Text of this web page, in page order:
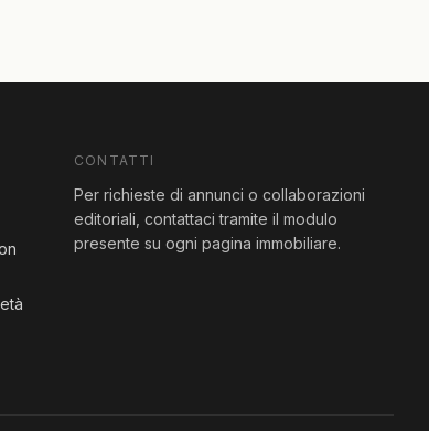
CONTATTI
Per richieste di annunci o collaborazioni
editoriali, contattaci tramite il modulo
presente su ogni pagina immobiliare.